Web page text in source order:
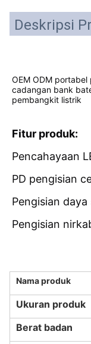
Deskripsi
OEM ODM
cadangan bank
pembangkit listrik
Fitur produk:
Pencahayaan
PD pengisian
Pengisian daya
Pengisian
Nama produk
Ukuran produk
Berat badan